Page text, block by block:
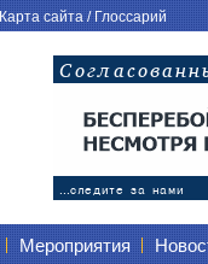
Карта сайта/Глоссарий
Мероприятия